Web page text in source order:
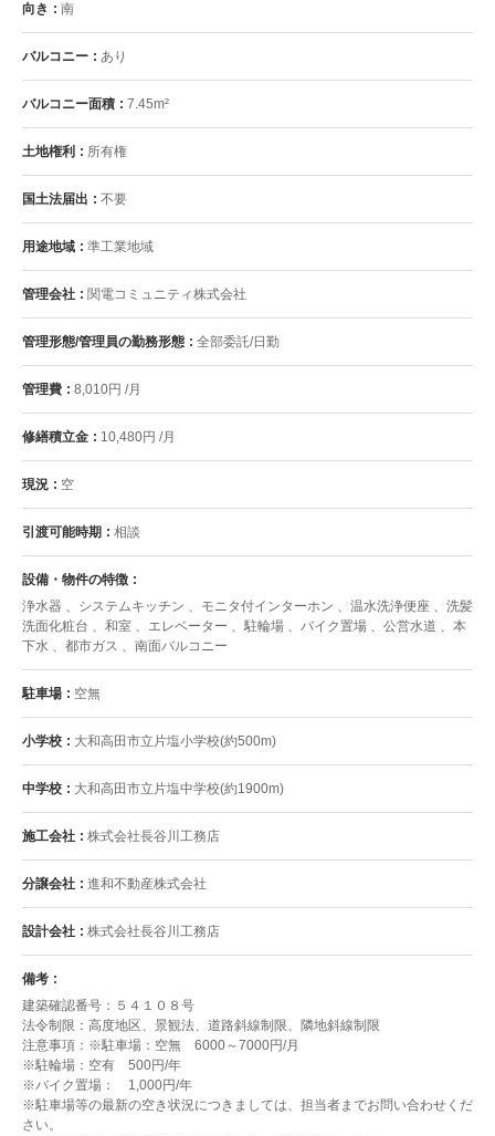
向き 南
バルコニー あり
バルコニー面積 7.45m²
土地権利 所有権
国土法届出 不要
用途地域 準工業地域
管理会社 関電コミュニティ株式会社
管理形態/管理員の勤務形態 全部委託/日勤
管理費 8,010円 /月
修繕積立金 10,480円 /月
現況 空
引渡可能時期 相談
設備・物件の特徴
浄水器 、システムキッチン 、モニタ付インターホン 、温水洗浄便座 、洗髪
洗面化粧台 、和室 、エレベーター 、駐輪場 、バイク置場 、公営水道 、本
下水 、都市ガス 、南面バルコニー
駐車場 空無
小学校 大和高田市立片塩小学校(約500m)
中学校 大和高田市立片塩中学校(約1900m)
施工会社 株式会社長谷川工務店
分譲会社 進和不動産株式会社
設計会社 株式会社長谷川工務店
備考
建築確認番号：５４１０８号
法令制限：高度地区、景観法、道路斜線制限、隣地斜線制限
注意事項：※駐車場：空無 6000～7000円/月
※駐輪場：空有 500円/年
※バイク置場： 1,000円/年
※駐車場等の最新の空き状況につきましては、担当者までお問い合わせくだ
さい。